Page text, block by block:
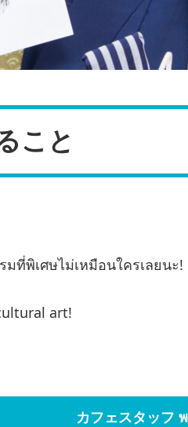
こと
ที่พิเศษไม่เหมือนใครเลยนะ!
art!
カフェスタッフ